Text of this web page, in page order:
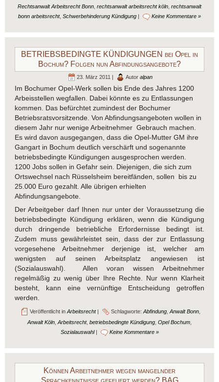
Rechtsanwalt Arbeitsrecht Bonn rechtsanwalt arbeitsrecht köln rechtsanwalt
bonn arbeitsrecht, Schwerbehinderung Kündigung | Keine Kommentare »
BETRIEBSBEDINGTE KÜNDIGUNGEN bei Opel in
Bochum? Folgen nun Abfindungsangebote?
23. März 2011 | Autor alpan
Im Bochumer Opel-Werk sollen bis Ende des Jahres 1200
Arbeisstellen wegfallen. Dabei könnte es zu Entlassungen
kommen. Das befürchtet zumindest der Bochumer
Betriebsratsvorsitzende. Von Abfindungsangeboten wollen in
diesem Jahr nur wenige Arbeitnehmer Gebrauch machen.
Es wird davon ausgegangen, dass die Opel-Mutter GM ihre
Gangart in Bochum deutlich verschärft und sogenannte
betriebsbedingte Kündigungen ausgesprochen werden.
1200 Jobs sollen in Gefahr sein. Diejenigen, die sich zum
Ortswechsel nach Rüsselsheim bereitfänden, sollen bis zu
25.000 Euro gezahlt. Alle übrigen erhielten
Abfindungsangebote.
Der Arbeitgeber darf Ihnen nur unter der Voraussetzung die
betriebsbedingte Kündigung erklären, wenn die Kündigung
durch dringende betriebliche Erfordernisse bedingt ist.
Zudem muss gewährleistet sein, dass der zur Entlassung
vorgesehene Arbeitnehmer derjenige ist, welcher am
wenigsten auf seinen Arbeitsplatz angewiesen ist
(Sozialauswahl). Allen voran wissen Arbeitnehmer
regelmäßig zu wenig über Ihre Rechte. Nur wenn Klarheit
besteht, kann eine vernünftige Entscheidung getroffen
werden.
Veröffentlicht in Arbeitsrecht| Schlagworte: Abfindung, Anwalt Bonn,
Anwalt Köln Arbeitsrecht, betriebsbedingte Kündigung Opel Bochum
Sozialauswahl| Keine Kommentare »
Können Arbeitnehmer wegen mangelnder
Sprachkenntnisse gefeuert werden? BAG